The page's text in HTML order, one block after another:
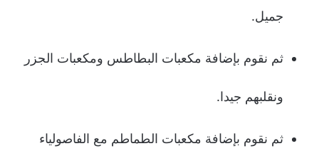
جميل.
ثم نقوم بإضافة مكعبات البطاطس ومكعبات الجزر
ونقلبهم جيدا.
ثم نقوم بإضافة مكعبات الطماطم مع الفاصولياء